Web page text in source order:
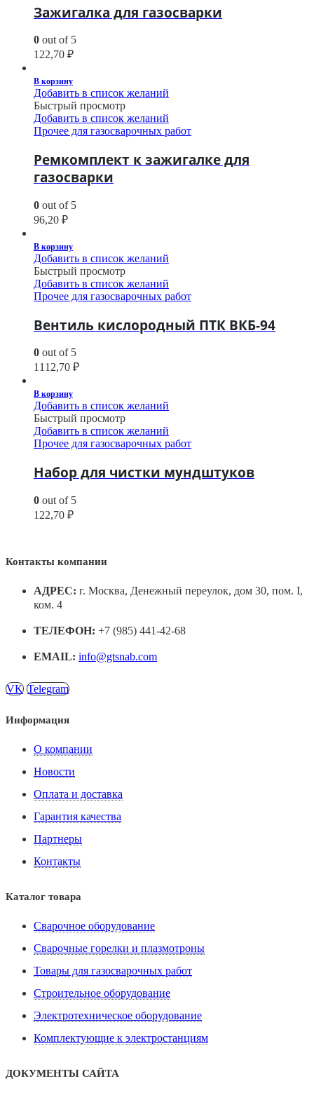
Зажигалка для газосварки
0 out of 5
122,70 ₽
В корзину
Добавить в список желаний
Быстрый просмотр
Добавить в список желаний
Прочее для газосварочных работ
Ремкомплект к зажигалке для
газосварки
0 out of 5
96,20 ₽
В корзину
Добавить в список желаний
Быстрый просмотр
Добавить в список желаний
Прочее для газосварочных работ
Вентиль кислородный ПТК ВКБ-94
0 out of 5
1112,70 ₽
В корзину
Добавить в список желаний
Быстрый просмотр
Добавить в список желаний
Прочее для газосварочных работ
Набор для чистки мундштуков
0 out of 5
122,70 ₽
Контакты компании
АДРЕС: г. Москва, Денежный переулок, дом 30, пом. I,
ком. 4
ТЕЛЕФОН: +7 (985) 441-42-68
EMAIL: info@gtsnab.com
VK Telegram
Информация
О компании
Новости
Оплата и доставка
Гарантия качества
Партнеры
Контакты
Каталог товара
Сварочное оборудование
Сварочные горелки и плазмотроны
Товары для газосварочных работ
Строительное оборудование
Электротехническое оборудование
Комплектующие к электростанциям
ДОКУМЕНТЫ САЙТА